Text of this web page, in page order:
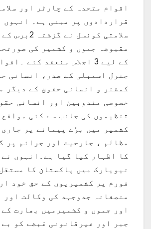
اقوام متحدہ کے چارٹر اور
قراردادوں پر مبنی ہے۔ انہوں
سلامتی کونسل نے
مقبوضہ جموں و کشمیر کی
کے لیے 3 اجلاس منعقد کئے
جنرل اسمبلی کے صدر، انسانی
کمشنر و انسانی حقوق کے دیگر
خصوصی مندوبین اور انسانی
تنظیموں کی جانب سے کئی
کشمیر میں بڑے پیمانے پر
مظالم ، جارحیت اور جرائم پر
کا اظہار کیا گیا ہے۔انہوں نے
نیویارک میں پاکستان کا
فورم پر کشمیریوں کے حق خود
منصفانہ جدوجہد کی وکالت اور
اور جموں و کشمیرمیں بھارت کے
جبر اور غیرقانونی قبضے کو بے